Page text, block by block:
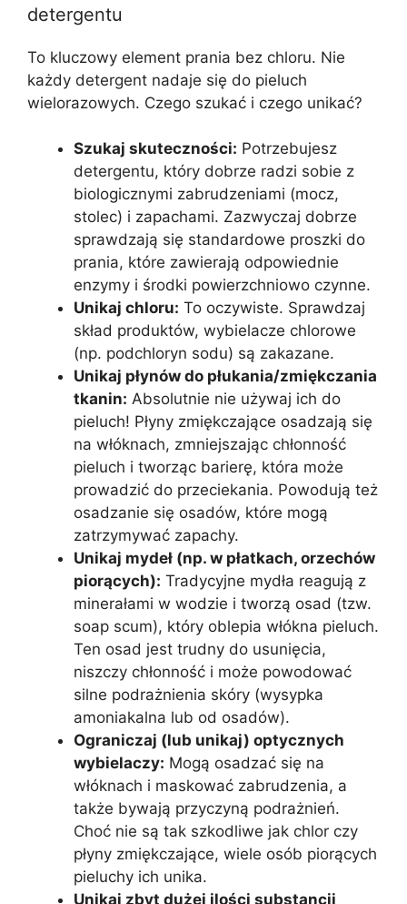
detergentu
To kluczowy element prania bez chloru. Nie
każdy detergent nadaje się do pieluch
wielorazowych. Czego szukać i czego unikać?
Szukaj skuteczności: Potrzebujesz
detergentu, który dobrze radzi sobie z
biologicznymi zabrudzeniami (mocz,
stolec) i zapachami. Zazwyczaj dobrze
sprawdzają się standardowe proszki do
prania, które zawierają odpowiednie
enzymy i środki powierzchniowo czynne.
Unikaj chloru: To oczywiste. Sprawdzaj
skład produktów, wybielacze chlorowe
(np. podchloryn sodu) są zakazane.
Unikaj płynów do płukania/zmiękczania
tkanin: Absolutnie nie używaj ich do
pieluch! Płyny zmiękczające osadzają się
na włóknach, zmniejszając chłonność
pieluch i tworząc barierę, która może
prowadzić do przeciekania. Powodują też
osadzanie się osadów, które mogą
zatrzymywać zapachy.
Unikaj mydeł (np. w płatkach, orzechów
piorących): Tradycyjne mydła reagują z
minerałami w wodzie i tworzą osad (tzw.
soap scum), który oblepia włókna pieluch.
Ten osad jest trudny do usunięcia,
niszczy chłonność i może powodować
silne podrażnienia skóry (wysypka
amoniakalna lub od osadów).
Ograniczaj (lub unikaj) optycznych
wybielaczy: Mogą osadzać się na
włóknach i maskować zabrudzenia, a
także bywają przyczyną podrażnień.
Choć nie są tak szkodliwe jak chlor czy
płyny zmiękczające, wiele osób piorących
pieluchy ich unika.
Unikaj zbyt dużej ilości substancji